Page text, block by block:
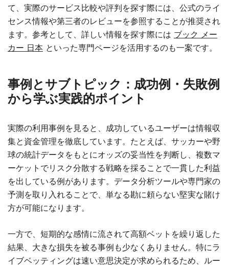
て、実際のサービス比較や評判を探す際には、公式のライ
センス情報や第三者のレビューを参照することが推奨され
ます。参考として、詳しい情報を探す際には ブック メー
カー 日本 といった専門ページを活用するのも一案です。
事例とサブトピック：成功例・失敗例
から学ぶ実践的ポイント
実際の利用事例を見ると、成功しているユーザーは情報収
集と資金管理を徹底しています。たとえば、サッカーや野
球の統計データをもとにオッズの妥当性を判断し、複数マ
ーケットでリスク分散する戦略を採ることで一貫した利益
を出している例があります。データ分析ツールや専門家の
予測を取り入れることで、単なる勘に頼らない堅実な賭け
方が可能になります。
一方で、短期的な感情に流されて高額ベットを繰り返した
結果、大きな損失を被る事例も少なくありません。特にラ
イブベッティングは速い意思決定が求められるため、ルー